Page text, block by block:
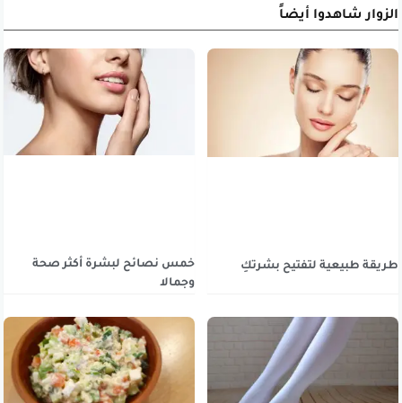
الزوار شاهدوا أيضاً
طريقة طبيعية لتفتيح بشرتكِ
خمس نصائح لبشرة أكثر صحة
وجمالا